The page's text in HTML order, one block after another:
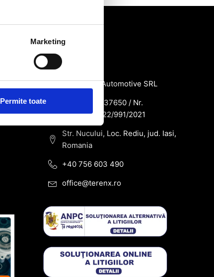
Marketing
Permite toate
Contact
SC Terenx Automotive SRL
CUI: RO43937650 / Nr.
Reg.Com: J22/991/2021
Str. Nucului, Loc. Rediu, jud. Iasi,
Romania
+40 756 603 490
office@terenx.ro